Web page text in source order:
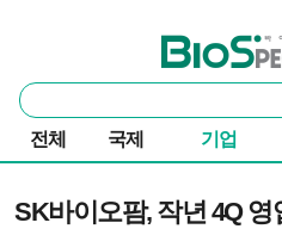
바이오스펙테이
통
합
검
색
전체 국제 기업
SK바이오팜, 작년 4Q